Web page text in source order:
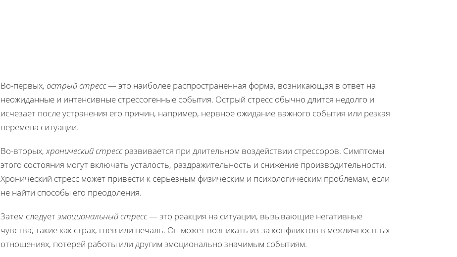
Во-первых, острый стресс— это наиболее распространенная форма, возникающая в ответ на
неожиданные и интенсивные стрессогенные события. Острый стресс обычно длится недолго и
исчезает после устранения его причин, например, нервное ожидание важного события или резкая
перемена ситуации.
Во-вторых,хронический стрессразвивается при длительном воздействии стрессоров. Симптомы
этого состояния могут включать усталость, раздражительность и снижение производительности.
Хронический стресс может привести к серьезным физическим и психологическим проблемам, если
не найти способы его преодоления.
Затем следуетэмоциональный стресс— это реакция на ситуации, вызывающие негативные
чувства, такие как страх, гнев или печаль. Он может возникать из-за конфликтов в межличностных
отношениях, потерей работы или другим эмоционально значимым событиям.